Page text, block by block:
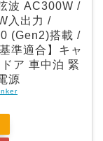
波 AC300W /
入出力 /
(Gen2)搭載 /
準適合】キャ
ア 車中泊 緊
源